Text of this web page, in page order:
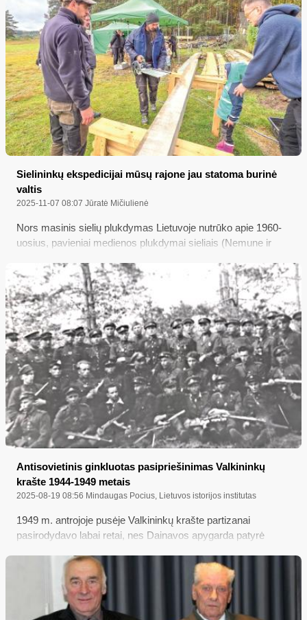
žuvęs 1950 metais. Šį straipsnį publikuoti kartu su pora
nuotraukų į redakciją atnešė V. Saulėno-Žalgirio giminaitis
varėniškis Stasys Saulėnas, o kita giminaitė vilniškė Rita
Končienė raštu plačiau papasakojo apie šio partizano šeimą.
Štai tas pasakojimas...
Sielininkų ekspedicijai mūsų rajone jau statoma burinė
valtis
2025-11-07 08:07 Jūratė Mičiulienė
Nors masinis sielių plukdymas Lietuvoje nutrūko apie 1960-
uosius, pavieniai medienos plukdymai sieliais (Nemune ir
tai jau tapę istorija...
Antisovietinis ginkluotas pasipriešinimas Valkininkų
krašte 1944-1949 metais
2025-08-19 08:56 Mindaugas Pocius, Lietuvos istorijos institutas
1949 m. antrojoje pusėje Valkininkų krašte partizanai
pasirodydavo labai retai, nes Dainavos apygarda patyrė
pagalba MGB sunaikino daugelį DLK Vytauto ir Geležinio
Vilko tėvūnijų narių.